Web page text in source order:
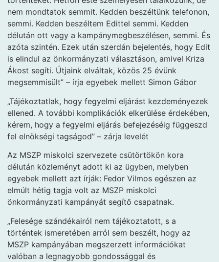
nem mondtatok semmit. Kedden beszéltünk telefonon,
semmi. Kedden beszéltem Edittel semmi. Kedden
délután ott vagy a kampánymegbeszélésen, semmi. És
azóta szintén. Ezek után szerdán bejelentés, hogy Edit
is elindul az önkormányzati választáson, amivel Kriza
Ákost segíti. Útjaink elváltak, közös 25 évünk
megsemmisült” – írja egyebek mellett Simon Gábor
„Tájékoztatlak, hogy fegyelmi eljárást kezdeményezek
ellened. A további komplikációk elkerülése érdekében,
kérem, hogy a fegyelmi eljárás befejezéséig függeszd
fel elnökségi tagságod” – zárja levelét
Az MSZP miskolci szervezete csütörtökön kora
délután közleményt adott ki az ügyben, melyben
egyebek mellett azt írják: Fedor Vilmos egészen az
elmúlt hétig tagja volt az MSZP miskolci
önkormányzati kampányát segítő csapatnak.
„Felesége szándékairól nem tájékoztatott, s a
történtek ismeretében arról sem beszélt, hogy az
MSZP kampányában megszerzett információkat
valóban a legnagyobb gondossággal és